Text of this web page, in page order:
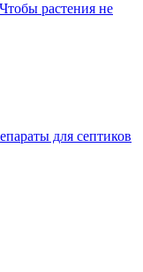
Чтобы растения не
для септиков